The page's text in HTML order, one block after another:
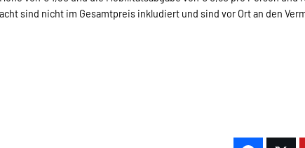
sind nicht im Gesamtpreis inkludiert und sind vor Ort an den